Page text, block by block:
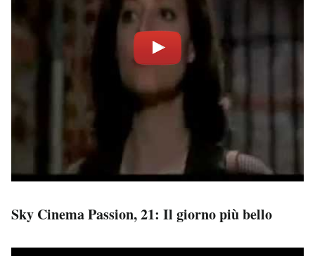
Sky Cinema Passion, 21: Il giorno più bello